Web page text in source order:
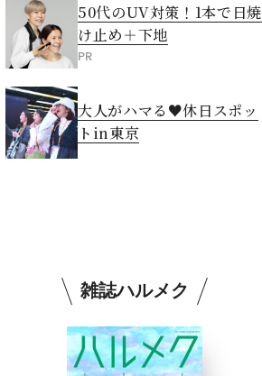
50代のUV対策！1本で日焼
け止め＋下地
PR
大人がハマる♥休日スポッ
トin東京
雑誌ハルメク